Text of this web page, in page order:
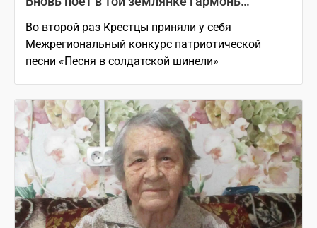
Во второй раз Крестцы приняли у себя
Межрегиональный конкурс патриотической
песни «Песня в солдатской шинели»